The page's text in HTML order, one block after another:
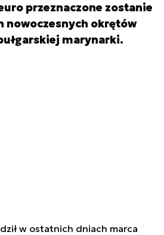
przeznaczone zostanie
nowoczesnych okrętów
marynarki.
w ostatnich dniach marca